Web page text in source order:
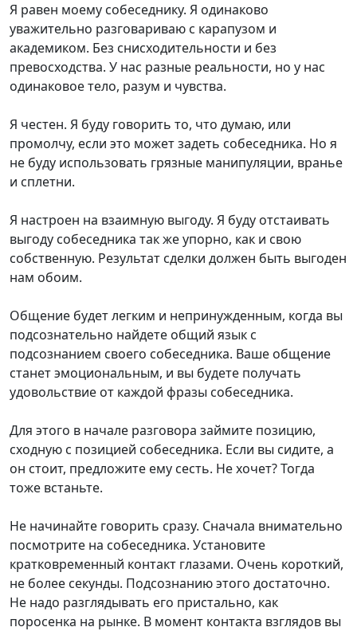
Я равен моему собеседнику. Я одинаково
уважительно разговариваю с карапузом и
академиком. Без снисходительности и без
превосходства. У нас разные реальности, но у нас
одинаковое тело, разум и чувства.
Я честен. Я буду говорить то, что думаю, или
промолчу, если это может задеть собеседника. Но я
не буду использовать грязные манипуляции, вранье
и сплетни.
Я настроен на взаимную выгоду. Я буду отстаивать
выгоду собеседника так же упорно, как и свою
собственную. Результат сделки должен быть выгоден
нам обоим.
Общение будет легким и непринужденным, когда вы
подсознательно найдете общий язык с
подсознанием своего собеседника. Ваше общение
станет эмоциональным, и вы будете получать
удовольствие от каждой фразы собеседника.
Для этого в начале разговора займите позицию,
сходную с позицией собеседника. Если вы сидите, а
он стоит, предложите ему сесть. Не хочет? Тогда
тоже встаньте.
Не начинайте говорить сразу. Сначала внимательно
посмотрите на собеседника. Установите
кратковременный контакт глазами. Очень короткий,
не более секунды. Подсознанию этого достаточно.
Не надо разглядывать его пристально, как
поросенка на рынке. В момент контакта взглядов вы